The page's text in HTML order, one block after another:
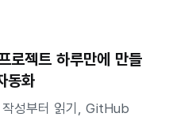
젝트 하루만에 만들
동화
성부터 읽기, GitHub